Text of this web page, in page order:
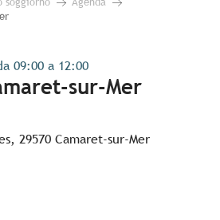
09:00 a 12:00
sur-Mer
29570 Camaret-sur-Mer
aux favoris